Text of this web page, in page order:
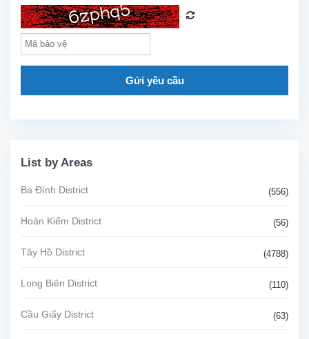
Gửi yêu cầu
List by Areas
Ba Đình District (556)
Hoàn Kiếm District (56)
Tây Hồ District (4788)
Long Biên District (110)
Cầu Giấy District (63)